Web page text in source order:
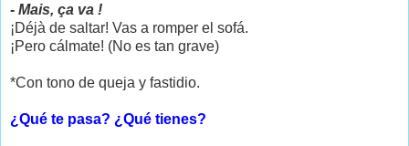
- Mais, ça va !
¡Déjà de saltar! Vas a romper el sofá.
¡Pero cálmate! (No es tan grave)
*Con tono de queja y fastidio.
¿Qué te pasa? ¿Qué tienes?